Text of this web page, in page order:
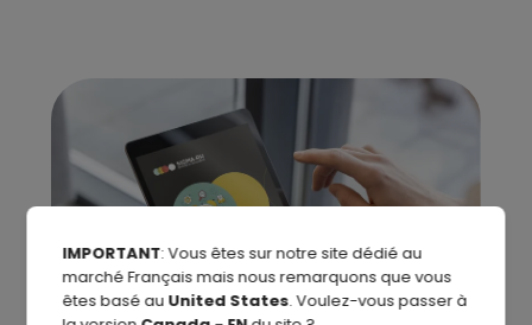
IMPORTANT: Vous êtes sur notre site dédié au
marché Français mais nous remarquons que vous
êtes basé au United States. Voulez-vous passer à